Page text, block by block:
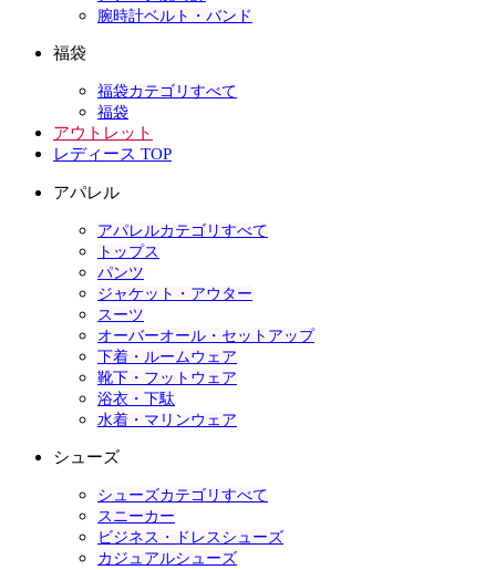
腕時計ベルト・バンド
福袋
福袋カテゴリすべて
福袋
アウトレット
レディース TOP
アパレル
アパレルカテゴリすべて
トップス
パンツ
ジャケット・アウター
スーツ
オーバーオール・セットアップ
下着・ルームウェア
靴下・フットウェア
浴衣・下駄
水着・マリンウェア
シューズ
シューズカテゴリすべて
スニーカー
ビジネス・ドレスシューズ
カジュアルシューズ